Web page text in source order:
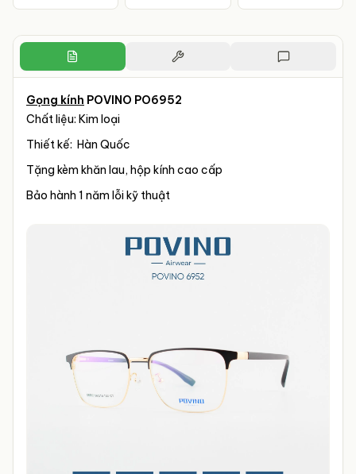
Gọng kính POVINO PO6952
Chất liệu: Kim loại
Thiết kế: Hàn Quốc
Tặng kèm khăn lau, hộp kính cao cấp
Bảo hành 1 năm lỗi kỹ thuật